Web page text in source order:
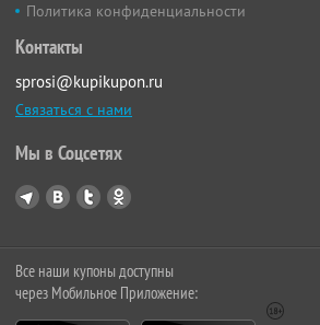
Политика конфиденциальности
Контакты
sprosi@kupikupon.ru
Связаться с нами
Мы в Соцсетях
Все наши купоны доступны
через Мобильное Приложение: